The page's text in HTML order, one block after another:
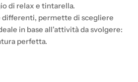
di relax e tintarella.
differenti, permette di scegliere
in base all'attività da svolgere:
perfetta.